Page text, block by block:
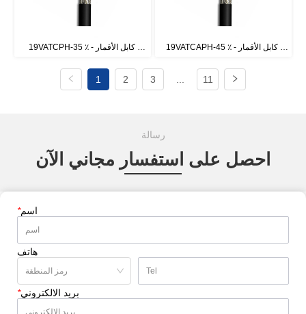
19VATCPH-35 ٪ - كابل الأقمار
19VATCAPH-45 ٪ - كابل الأقمار
1 2 3 11
رسالة
احصل على استفسار مجاني الآن
*اسم
هاتف
*بريد الالكتروني